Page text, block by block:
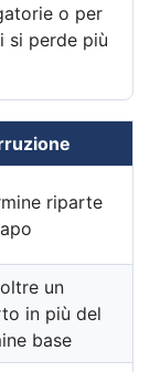
o per
si perde più
riparte
un
in più del
base